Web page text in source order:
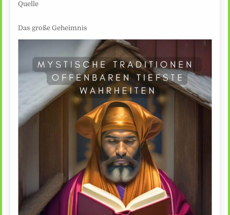
Quelle
Das große Geheimnis